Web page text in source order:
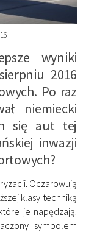
wyniki
2016
Po raz
niemiecki
się aut tej
inwazji
Oczarowują
klasy techniką
je napędzają.
symbolem